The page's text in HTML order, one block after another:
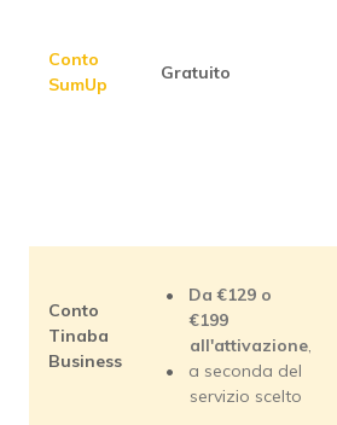
Conto
SumUp
Gratuito
Conto
Tinaba
Business
Da €129 o
€199
all'attivazione
a seconda del
servizio scelto